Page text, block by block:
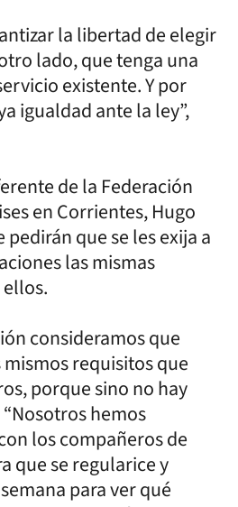
la libertad de elegir
lado, que tenga una
existente. Y por
igualdad ante la ley”,
de la Federación
en Corrientes, Hugo
pedirán que se les exija a
las mismas
consideramos que
requisitos que
porque sino no hay
hemos
los compañeros de
que se regularice y
para ver qué